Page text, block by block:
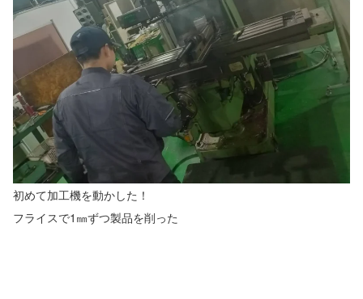
初めて加工機を動かした！
フライスで1㎜ずつ製品を削った